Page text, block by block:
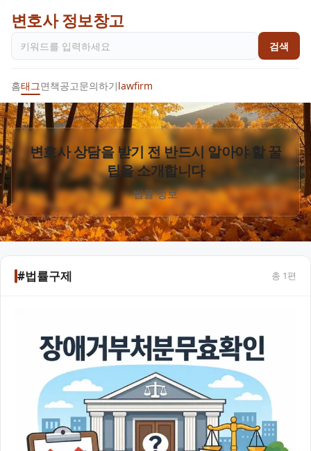
변호사 정보창고
검색
홈태그면책공고문의하기lawfirm
변호사 상담을 받기 전 반드시 알아야 할 꿀
팁을 소개합니다
법률 정보
#법률구제 총 1편